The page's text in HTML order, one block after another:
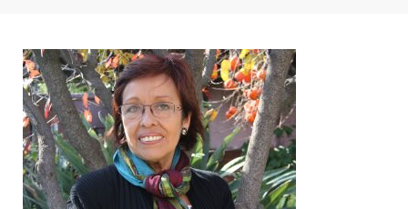
VINCULACIÓN CON EL MEDIO
ALUMNI